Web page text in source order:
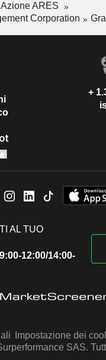
Azione ARES
Corporation
+
AL TUO
12:00/14:00-
Impostazione dei
SAS.